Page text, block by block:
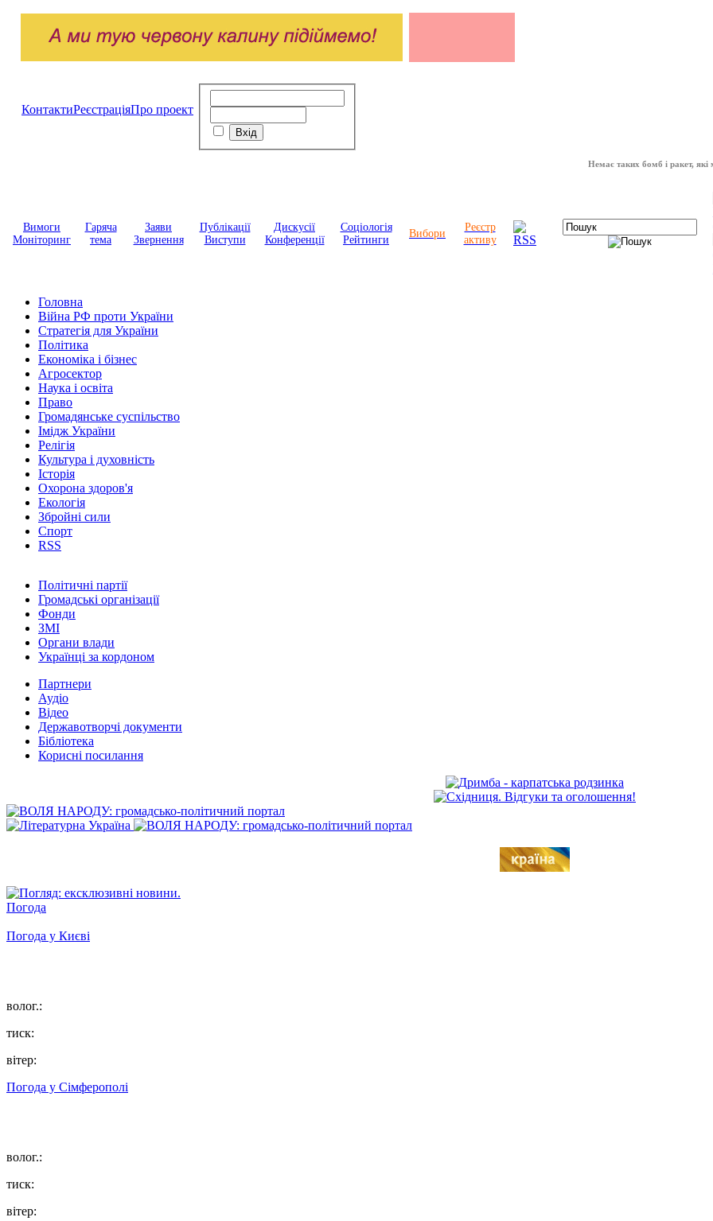
КонтактиРеєстраціяПро проект
Немає таких бомб і ракет, які
Вимоги
Моніторинг
Гаряча
тема
Заяви
Звернення
Публікації
Виступи
Дискусії
Конференції
Соціологія
Рейтинги
Вибори
Реєстр
активу
Головна
Війна РФ проти України
Стратегія для України
Політика
Економіка і бізнес
Агросектор
Наука і освіта
Право
Громадянське суспільство
Імідж України
Релігія
Культура і духовність
Історія
Охорона здоров'я
Екологія
Збройні сили
Спорт
RSS
Політичні партії
Громадські організації
Фонди
ЗМІ
Органи влади
Українці за кордоном
Партнери
Аудіо
Відео
Державотворчі документи
Бібліотека
Корисні посилання
Погода
Погода у Києві
волог.:
тиск:
вітер:
Погода у Сімферополі
волог.:
тиск:
вітер: